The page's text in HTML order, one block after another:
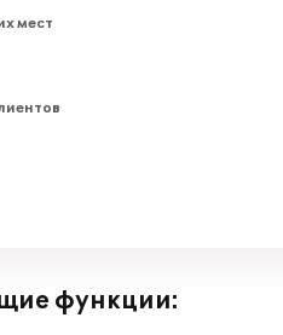
мест
функции: